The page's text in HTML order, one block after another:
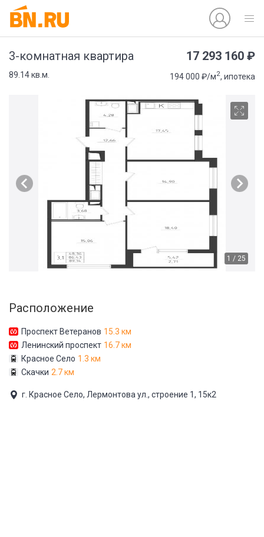
3-комнатная квартира 17 293 160 ₽
89.14 кв.м. 194 000 ₽/м2, ипотека
1 / 25
Расположение
Проспект Ветеранов 15.3 км
Ленинский проспект 16.7 км
Красное Село 1.3 км
Скачки 2.7 км
г. Красное Село, Лермонтова ул., строение 1, 15к2